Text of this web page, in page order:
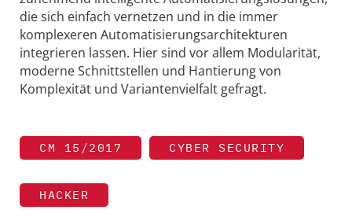
die sich einfach vernetzen und in die immer
komplexeren Automatisierungsarchitekturen
integrieren lassen. Hier sind vor allem Modularität,
moderne Schnittstellen und Hantierung von
Komplexität und Variantenvielfalt gefragt.
CM 15/2017 CYBER SECURITY
HACKER